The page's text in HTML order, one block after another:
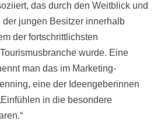
das durch den Weitblick und
jungen Besitzer innerhalb
der fortschrittlichsten
wurde. Eine
man das im Marketing-
eine der Ideengeberinnen
in die besondere